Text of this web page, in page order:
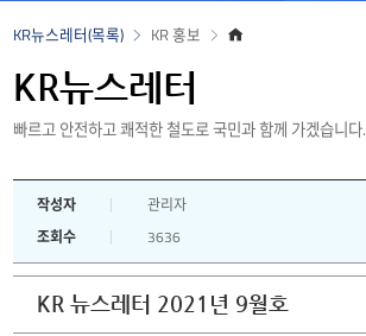
KR 홍보
KR뉴스레터(목록)
KR뉴스레터
빠르고 안전하고 쾌적한 철도로 국민과 함께 가겠습니다.
작성자
관리자
조회수
3636
KR 뉴스레터 2021년 9월호